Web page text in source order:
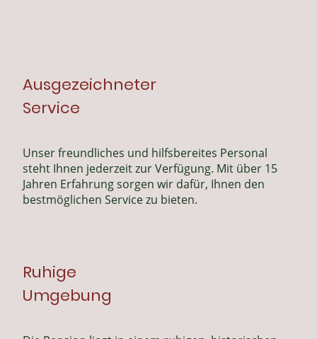
Ausgezeichneter
Service
Unser freundliches und hilfsbereites Personal
steht Ihnen jederzeit zur Verfügung. Mit über 15
Jahren Erfahrung sorgen wir dafür, Ihnen den
bestmöglichen Service zu bieten.
Ruhige
Umgebung